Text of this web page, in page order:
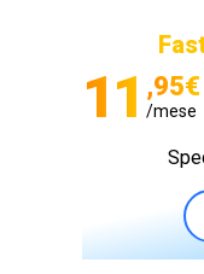
11 ,95€
/mese